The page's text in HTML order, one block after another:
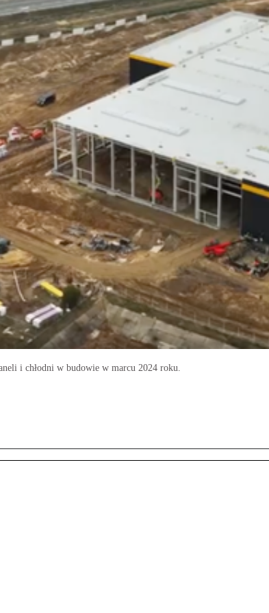
i chłodni w budowie w marcu 2024 roku.